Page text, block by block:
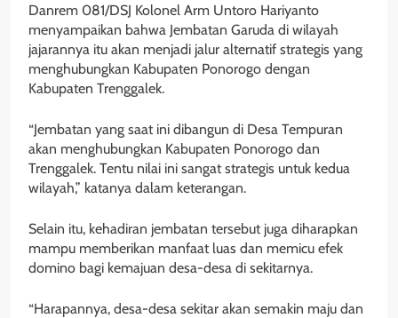
Danrem 081/DSJ Kolonel Arm Untoro Hariyanto
menyampaikan bahwa Jembatan Garuda di wilayah
jajarannya itu akan menjadi jalur alternatif strategis yang
menghubungkan Kabupaten Ponorogo dengan
Kabupaten Trenggalek.
“Jembatan yang saat ini dibangun di Desa Tempuran
akan menghubungkan Kabupaten Ponorogo dan
Trenggalek. Tentu nilai ini sangat strategis untuk kedua
wilayah,” katanya dalam keterangan.
Selain itu, kehadiran jembatan tersebut juga diharapkan
mampu memberikan manfaat luas dan memicu efek
domino bagi kemajuan desa-desa di sekitarnya.
“Harapannya, desa-desa sekitar akan semakin maju dan